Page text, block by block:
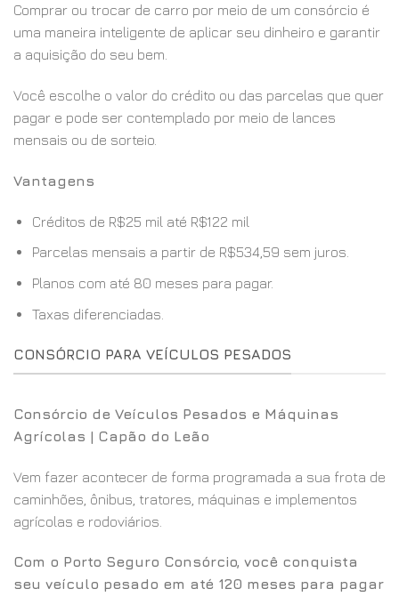
Comprar ou trocar de carro por meio de um consórcio é
uma maneira inteligente de aplicar seu dinheiro e garantir
a aquisição do seu bem.
Você escolhe o valor do crédito ou das parcelas que quer
pagar e pode ser contemplado por meio de lances
mensais ou de sorteio.
Vantagens
Créditos de R$25 mil até R$122 mil
Parcelas mensais a partir de R$534,59 sem juros.
Planos com até 80 meses para pagar.
Taxas diferenciadas.
CONSÓRCIO PARA VEÍCULOS PESADOS
Consórcio de Veículos Pesados e Máquinas
Agrícolas | Capão do Leão
Vem fazer acontecer de forma programada a sua frota de
caminhões, ônibus, tratores, máquinas e implementos
agrícolas e rodoviários.
Com o Porto Seguro Consórcio, você conquista
seu veículo pesado em até 120 meses para pagar